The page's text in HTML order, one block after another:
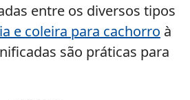
entre os diversos tipos
e coleira para cachorro à
são práticas para